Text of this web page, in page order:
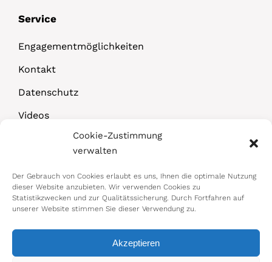
Cookie-Zustimmung
verwalten
Der Gebrauch von Cookies erlaubt es uns, Ihnen die optimale Nutzung
dieser Website anzubieten. Wir verwenden Cookies zu
Statistikzwecken und zur Qualitätssicherung. Durch Fortfahren auf
unserer Website stimmen Sie dieser Verwendung zu.
Akzeptieren
Service
Engagementmöglichkeiten
Kontakt
Datenschutz
Videos